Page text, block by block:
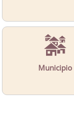
Municipio